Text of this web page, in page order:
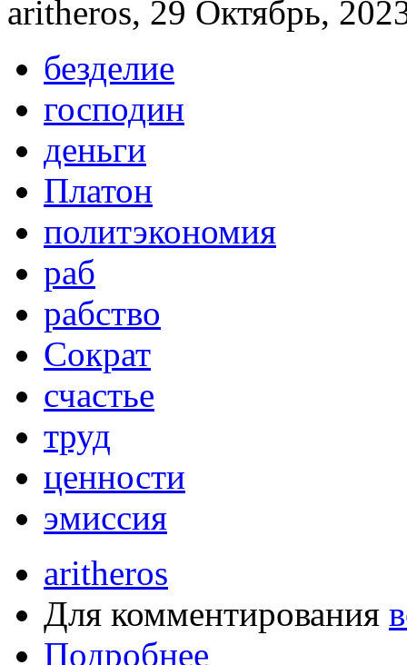
aritheros, 29 Октябрь,
безделие
господин
деньги
Платон
политэкономия
раб
рабство
Сократ
счастье
труд
ценности
эмиссия
aritheros
Для комментирования
Подробнее